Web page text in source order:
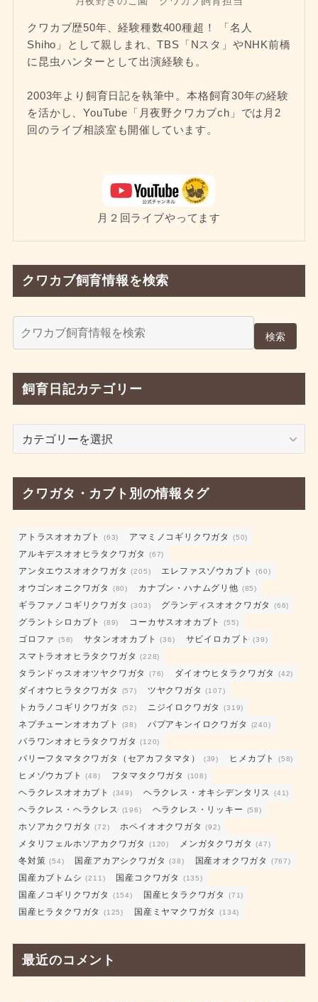
クワカブ歴50年、経験種数400種超！ 「名人
Shiho」として親しまれ、TBS「Nスタ」やNHK前橋
に昆虫ハンターとして出演経験も。
2003年より飼育日記を執筆中。本格飼育30年の経験
を活かし、YouTube「月夜野クワカブch」では月2
回のライブ相談室も開催しています。
月２回ライブやってます
クワカブ飼育情報を検索
検索
飼育日記カテゴリー
カ
ゴ
リ
ー
クワガタ・カブト別の情報タグ
アトラスオオカブト (63) アマミノコギリクワガタ (50)
アルキデスオオヒラタクワガタ (67)
アンタエウスオオクワガタ (205) エレファスゾウカブト (60)
オウゴンオニクワガタ (80) カナブン・ハナムグリ他 (85)
ギラファノコギリクワガタ (303) グランディスオオクワガタ (66)
グラントシロカブト (89) コーカサスオオカブト (55)
ゴロファ (58) サタンオオカブト (36) サビイロカブト (39)
スマトラオオヒラタクワガタ (228)
タランドゥスオオツヤクワガタ (76) ダイオウヒタラクワガタ (42)
ダイオウヒラタクワガタ (57) ツヤクワガタ (107)
トカラノコギリクワガタ (52) ニジイロクワガタ (319)
ネプチューンオオカブト (38) パプアキンイロクワガタ (240)
パラワンオオヒラタクワガタ (120)
パリーフタマタクワガタ（セアカフタマタ） (39) ヒメカブト (58)
ヒメゾウカブト (48) フタマタクワガタ (108)
ヘラクレスオオカブト (349) ヘラクレス・オキシデンタリス (41)
ヘラクレス・ヘラクレス (196) ヘラクレス・リッキー (58)
ホソアカクワガタ (72) ホペイオオクワガタ (92)
メタリフェルホソアカクワガタ (120) メンガタクワガタ (47)
冬対策 (54) 国産アカアシクワガタ (38) 国産オオクワガタ (767)
国産カブトムシ (211) 国産コクワガタ (135)
国産ノコギリクワガタ (154) 国産ヒタラクワガタ (71)
国産ヒラタクワガタ (125) 国産ミヤマクワガタ (134)
最近のコメント